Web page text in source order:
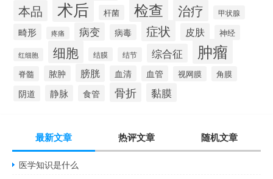
本品 术后 杆菌 检查 治疗 甲状腺
畸形 疼痛 病变 病毒 症状 皮肤 神经
红细胞 细胞 结膜 结节 综合征 肿瘤
脊髓 脓肿 膀胱 血清 血管 视网膜 角膜
阴道 静脉 食管 骨折 黏膜
最新文章 热评文章 随机文章
医学知识是什么